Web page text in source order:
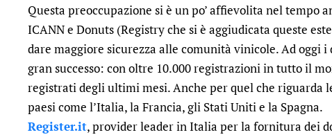
Questa preoccupazione si è un po’ affievolita nel tempo
ICANN e Donuts (Registry che si è aggiudicata queste
dare maggiore sicurezza alle comunità vinicole.Ad oggi i
gran successo: con oltre 10.000 registrazioni in tutto il
registrati degli ultimi mesi. Anche per quel che riguarda
paesi come l’Italia, la Francia, gli Stati Uniti e la Spagna.
Register.it, provider leader in Italia per la fornitura dei